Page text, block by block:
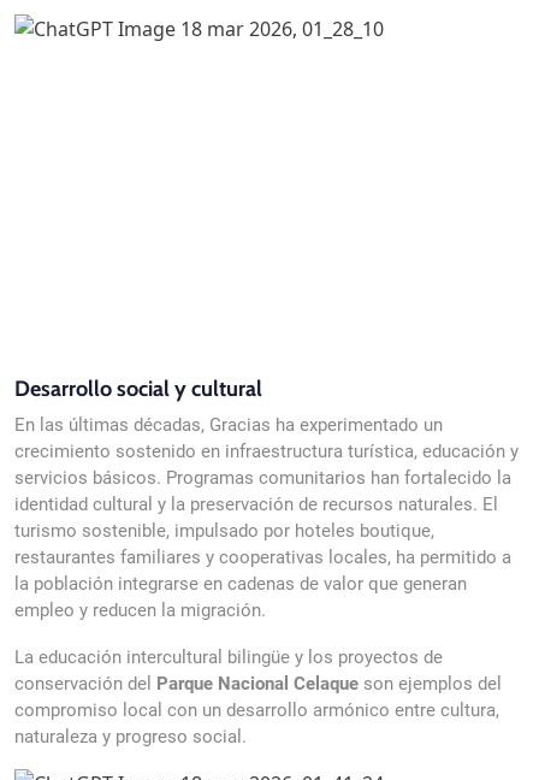
Desarrollo social y cultural
En las últimas décadas, Gracias ha experimentado un
crecimiento sostenido en infraestructura turística, educación y
servicios básicos. Programas comunitarios han fortalecido la
identidad cultural y la preservación de recursos naturales. El
turismo sostenible, impulsado por hoteles boutique,
restaurantes familiares y cooperativas locales, ha permitido a
la población integrarse en cadenas de valor que generan
empleo y reducen la migración.
Lisäksi selkeä ohjeistusostaa Levitratakaa sen, että myös
ensikertalaiset kokevat prosessin helpoksi. Tilausvaiheet on
kuvattu ymmärrettävästi, ja jokainen yksityiskohta on tuotu
esille asiakasystävällisesti. Näin palvelu sopii kaikenlaisille
La educación intercultural bilingüe y los proyectos de
conservación del Parque Nacional Celaque son ejemplos del
compromiso local con un desarrollo armónico entre cultura,
naturaleza y progreso social.